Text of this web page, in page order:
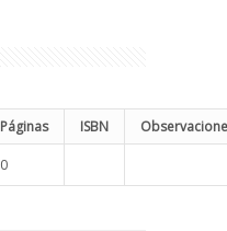
Páginas ISBN
0